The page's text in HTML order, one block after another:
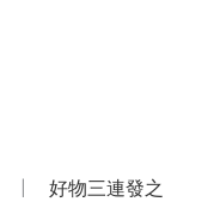
好物三連發之